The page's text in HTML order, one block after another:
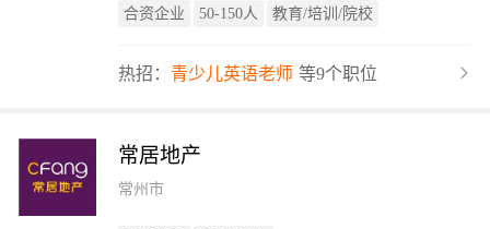
合资企业 50-150人 教育/培训/院校
热招： 青少儿英语老师 等9个职位
常居地产
常州市